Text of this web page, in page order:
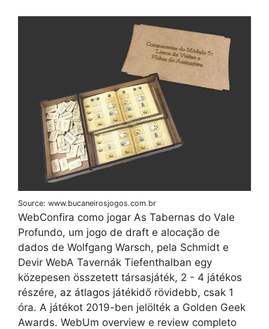
Source: www.bucaneirosjogos.com.br
WebConfira como jogar As Tabernas do Vale
Profundo, um jogo de draft e alocação de
dados de Wolfgang Warsch, pela Schmidt e
Devir WebA Tavernák Tiefenthalban egy
közepesen összetett társasjáték, 2 - 4 játékos
részére, az átlagos játékidő rövidebb, csak 1
óra. A játékot 2019-ben jelölték a Golden Geek
Awards. WebUm overview e review completo